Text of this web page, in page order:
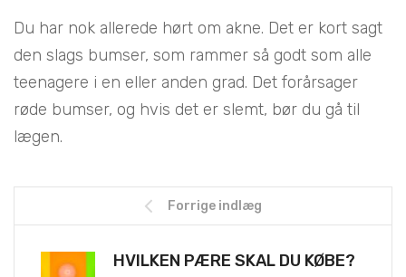
Du har nok allerede hørt om akne. Det er kort sagt
den slags bumser, som rammer så godt som alle
teenagere i en eller anden grad. Det forårsager
røde bumser, og hvis det er slemt, bør du gå til
lægen.
Forrige indlæg
HVILKEN PÆRE SKAL DU KØBE?